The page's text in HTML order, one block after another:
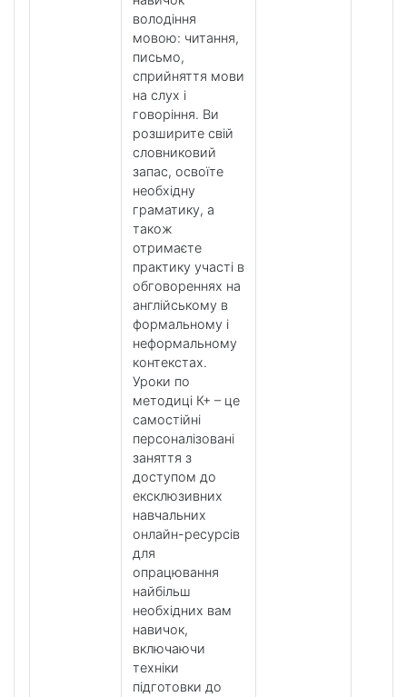
володіння
мовою: читання,
письмо,
сприйняття мови
на слух і
говоріння. Ви
розширите свій
словниковий
запас, освоїте
необхідну
граматику, а
також
отримаєте
практику участі в
обговореннях на
англійському в
формальному і
неформальному
контекстах.
Уроки по
методиці К+ – це
самостійні
персоналізовані
заняття з
доступом до
ексклюзивних
навчальних
онлайн-ресурсів
для
опрацювання
найбільш
необхідних вам
навичок,
включаючи
техніки
підготовки до